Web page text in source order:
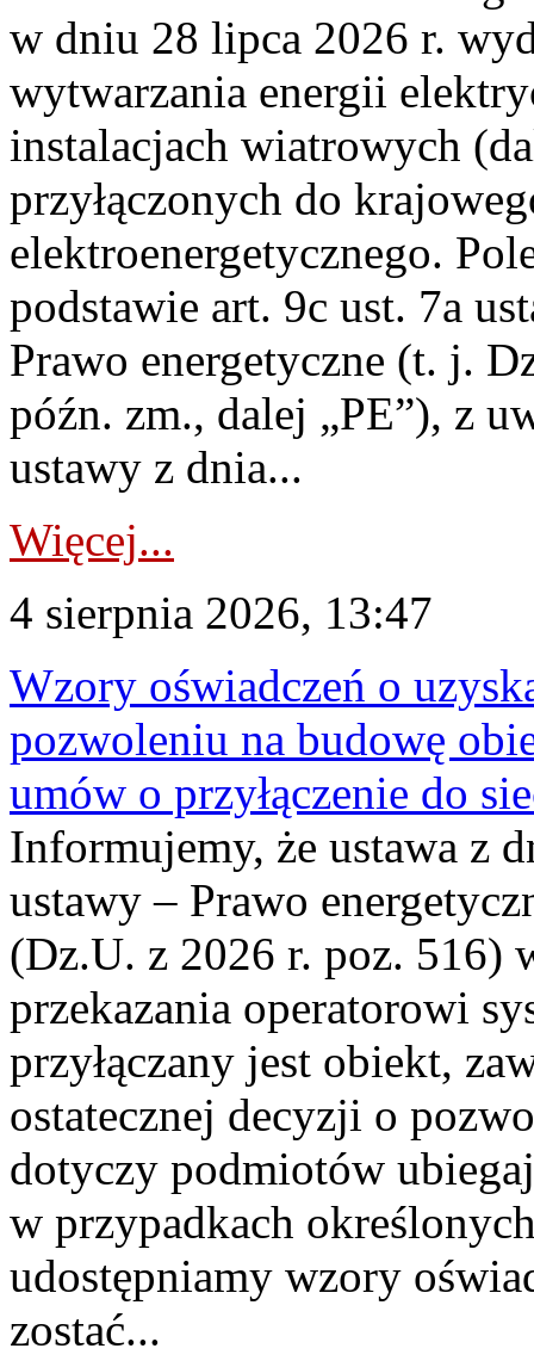
w dniu 28 lipca 2026 r.
wytwarzania energii
instalacjach wiatrowych
przyłączonych do
elektroenergetycznego.
podstawie art. 9c ust. 7a
Prawo energetyczne (t. j.
późn. zm., dalej „PE”), z
ustawy z dnia...
Więcej...
4 sierpnia 2026, 13:47
Wzory oświadczeń o
pozwoleniu na budowę
umów o przyłączenie do
Informujemy, że ustawa z
ustawy – Prawo
(Dz.U. z 2026 r. poz. 516)
przekazania operatorowi
przyłączany jest obiekt,
ostatecznej decyzji o
dotyczy podmiotów
w przypadkach
udostępniamy wzory
zostać...